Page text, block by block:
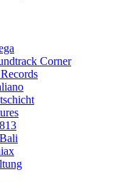
Corner